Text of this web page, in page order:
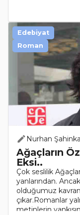
Nurhan
Ağaçların
Eksi..
Çok seslilik
yanlarından.
olduğumuz
çıkar.Romanlar
metinlerin
Edebiyat
Roman